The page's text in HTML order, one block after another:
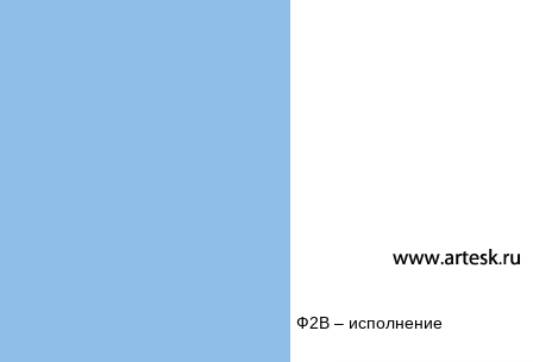
Ф2В – исполнение